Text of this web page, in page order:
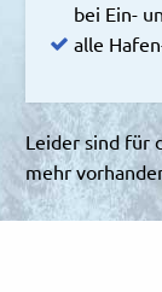
bei Ein-
alle
Leider sind für
mehr